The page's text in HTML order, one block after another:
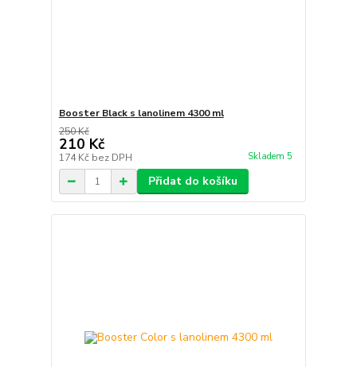
Booster Black s lanolinem 4300 ml
250 Kč
210 Kč
174 Kč bez DPH Skladem 5
Přidat do košíku